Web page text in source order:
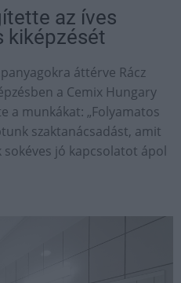
az íves
kiképzését
áttérve Rácz
a Cemix Hungary
a munkákat: „Folyamatos
szaktanácsadást, amit
sokéves jó kapcsolatot ápol